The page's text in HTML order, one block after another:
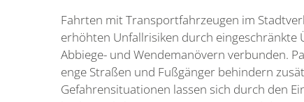
Fahrten mit Transportfahrzeugen im
erhöhten Unfallrisiken durch eingeschränkte
Abbiege- und Wendemanövern verbunden.
enge Straßen und Fußgänger behindern
Gefahrensituationen lassen sich durch den